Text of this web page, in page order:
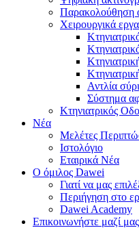
Παρακολούθηση
Χειρουργικά
Αντλία
Σύστημα
Κτηνιατρικός
Νέα
Μελέτες
Ιστολόγιο
Εταιρικά Νέα
Ο όμιλος Dawei
Γιατί να μας
Περιήγηση στο
Dawei Academy
Επικοινωνήστε μαζί μας